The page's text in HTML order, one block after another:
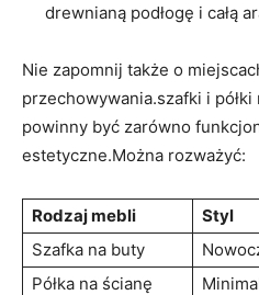
drewnianą podłogę i całą
Nie zapomnij także o
‍przechowywania.szafki i
⁤powinny być zarówno
estetyczne.Można rozważyć:
Rodzaj mebli Styl
Szafka na buty
Półka na ścianę